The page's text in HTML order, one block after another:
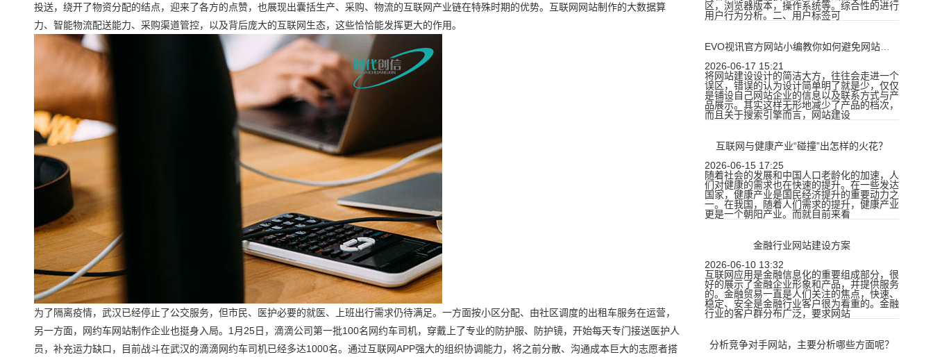
区，浏览器版本，操作系统等。综合性的进行
用户行为分析。二、用户标签可
2026-06-17 15:21
将网站建设设计的简洁大方，往往会走进一个
误区，错误的认为设计简单明了就是少，仅仅
是铺设自己网站企业的信息以及联系方式与产
品展示。其实这样无形地减少了产品的档次，
而且关于搜索引擎而言，网站建设
互联网与健康产业“碰撞”出怎样的火花？
2026-06-15 17:25
随着社会的发展和中国人口老龄化的加速，人
们对健康的需求也在快速的提升。在一些发达
国家，健康产业是国民经济提升的重要动力之
一。在我国，随着人们需求的提升，健康产业
更是一个朝阳产业。而就目前来看
金融行业网站建设方案
2026-06-10 13:32
互联网应用是金融信息化的重要组成部分，很
好的展示了金融企业形象和产品，并提供服务
的。金融贸易一直是人们关注的焦点，快速、
稳定、安全是金融行业客户很为看重的。金融
行业的客户群分布广泛，要求网站
分析竞争对手网站，主要分析哪些方面呢？
投送，绕开了物资分配的结点，迎来了各方的点赞，也展现出囊括生产、采购、物流的互联网产业链在特殊时期的优势。互联网网站制作的大数据算
力、智能物流配送能力、采购渠道管控，以及背后庞大的互联网生态，这些恰恰能发挥更大的作用。
为了隔离疫情，武汉已经停止了公交服务，但市民、医护必要的就医、上班出行需求仍待满足。一方面按小区分配、由社区调度的出租车服务在运营，
另一方面，网约车网站制作企业也挺身入局。1月25日，滴滴公司第一批100名网约车司机，穿戴上了专业的防护服、防护镜，开始每天专门接送医护人
员，补充运力缺口，目前战斗在武汉的滴滴网约车司机已经多达1000名。通过互联网APP强大的组织协调能力，将之前分散、沟通成本巨大的志愿者搭